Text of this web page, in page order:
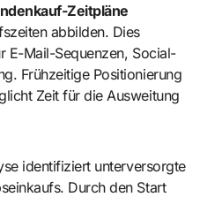
Zeitpläne
abbilden. Dies
E-Mail-Sequenzen, Social-
Frühzeitige Positionierung
Zeit für die Ausweitung
identifiziert unterversorgte
Durch den Start